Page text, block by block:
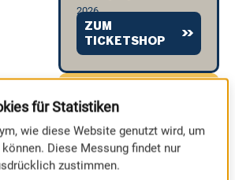
2026
ZUM
TICKETSHOP
ZEIT
BIS
ZUR
MESSE
TAGE
für Statistiken
wie diese Website genutzt wird, um
Diese Messung findet nur
zustimmen.